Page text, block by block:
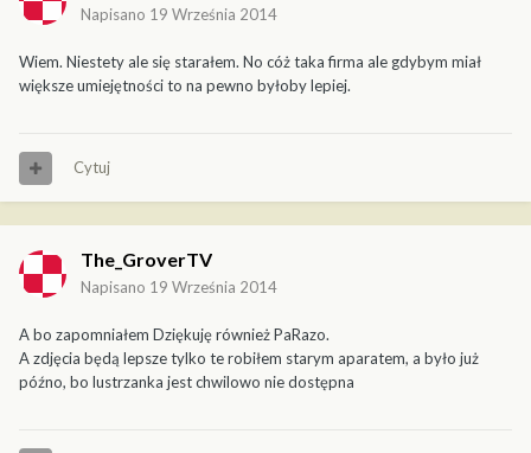
Napisano 19 Września 2014
Wiem. Niestety ale się starałem. No cóż taka firma ale gdybym miał
większe umiejętności to na pewno byłoby lepiej.
Cytuj
The_GroverTV
Napisano 19 Września 2014
A bo zapomniałem Dziękuję również PaRazo.
A zdjęcia będą lepsze tylko te robiłem starym aparatem, a było już
późno, bo lustrzanka jest chwilowo nie dostępna